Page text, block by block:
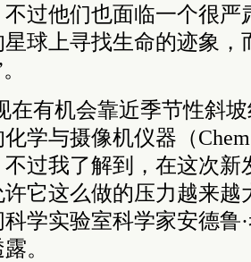
过他们也面临一个很严
球上寻找生命的迹象，
在有机会靠近季节性斜
学与摄像机仪器（
过我了解到，在这次新
它这么做的压力越来越
学实验室科学家安德鲁
。